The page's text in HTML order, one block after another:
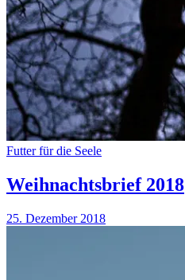
Futter für die Seele
Weihnachtsbrief 2018
25. Dezember 2018